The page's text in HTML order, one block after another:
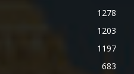
1278
1203
1197
683